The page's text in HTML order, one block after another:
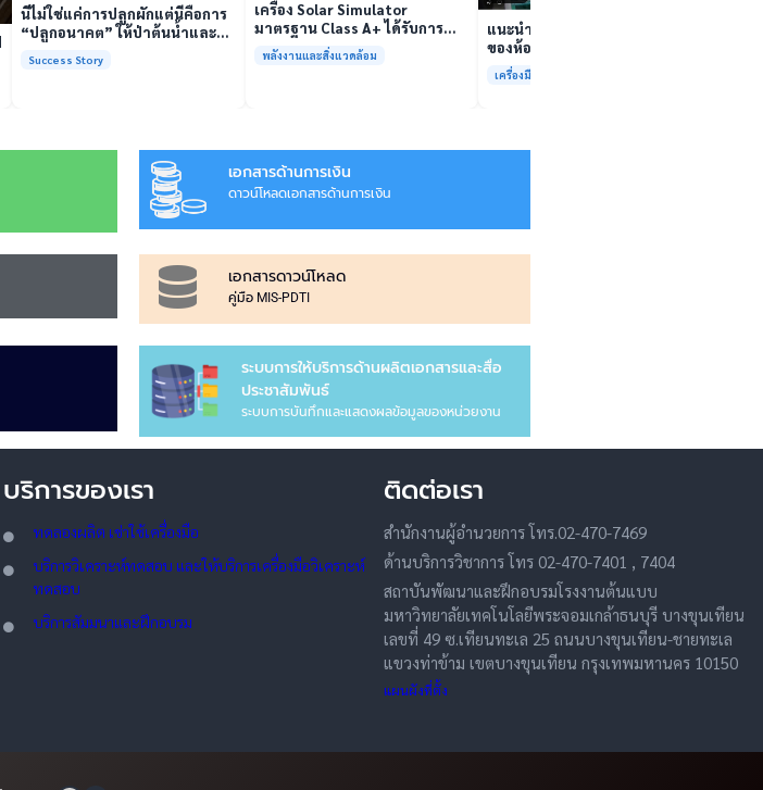
นี่ไม่ใช่แค่การปลูกผักแต่นี่คือการ
“ปลูกอนาคต” ให้ป่าต้นน้ำและ
Success Story
เครื่อง Solar Simulator
มาตรฐาน Class A+ ได้รับการ
รับรองมาตรฐาน ISO/IEC17025
พร้อมให้บริการแล้ว
พลังงานและสิ่งแวดล้อม
แนะนำเครื่องมือวิเคราะห์ทดสอบ
ของห้องปฏิบัติการกลางเพื่อการ
วิเคราะห์กระบวนการและสิ่ง
แวดล้อม สรบ.มจธ.
เครื่องมือและการวิเคราะห์ทดสอบ
เอกสารด้านการเงิน
ดาวน์โหลดเอกสารด้านการเงิน
เอกสารดาวน์โหลด
คู่มือ MIS-PDTI
ระบบการให้บริการด้านผลิตเอกสารและสื่อ
ประชาสัมพันธ์
ระบบการบันทึกและแสดงผลข้อมูลของหน่วยงาน
บริการของเรา
ทดลองผลิต เช่าใช้เครื่องมือ
บริการวิเคราะห์ทดสอบ และให้บริการเครื่องมือวิเคราะห์
ทดสอบ
บริการสัมมนาและฝึกอบรม
ติดต่อเรา
สำนักงานผู้อำนวยการ โทร.02-470-7469
ด้านบริการวิชาการ โทร 02-470-7401 , 7404
สถาบันพัฒนาและฝึกอบรมโรงงานต้นแบบ
มหาวิทยาลัยเทคโนโลยีพระจอมเกล้าธนบุรี บางขุนเทียน
เลขที่ 49 ซ.เทียนทะเล 25 ถนนบางขุนเทียน-ชายทะเล
แขวงท่าข้าม เขตบางขุนเทียน กรุงเทพมหานคร 10150
แผนผังที่ตั้ง